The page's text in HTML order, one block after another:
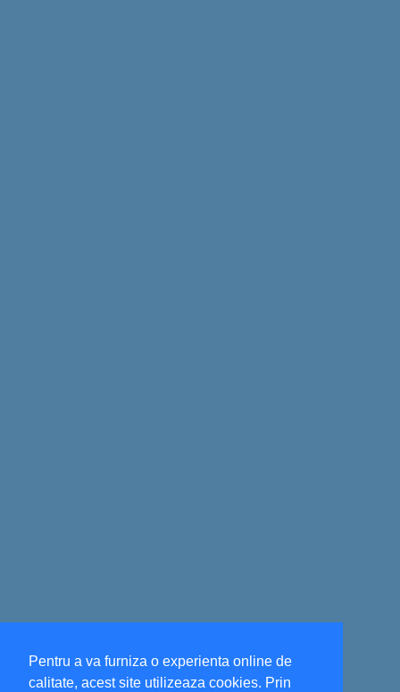
Pentru a va furniza o experienta online de
calitate, acest site utilizeaza cookies. Prin